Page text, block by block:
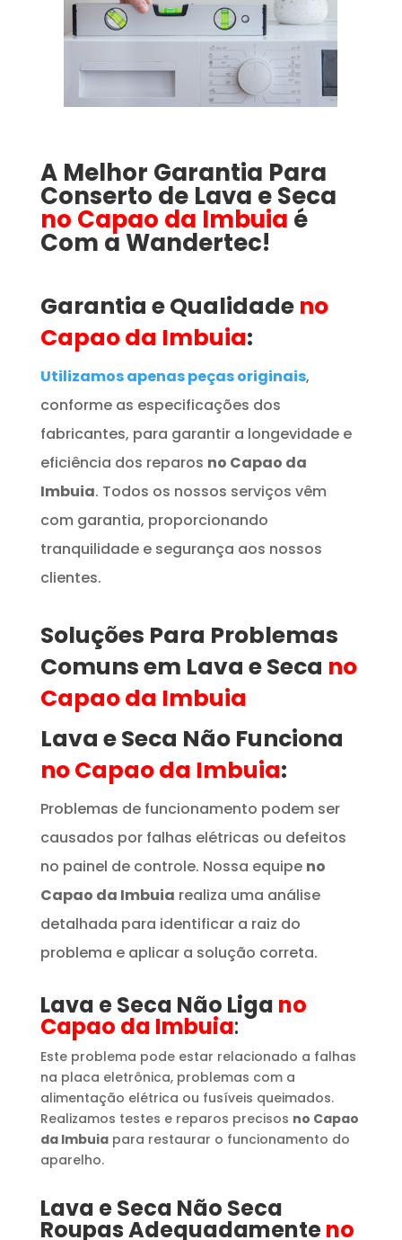
A Melhor Garantia Para
Conserto de Lava e Seca
no Capao da Imbuia é
Com a Wandertec!
Garantia e Qualidadeno
Capao da Imbuia:
Utilizamos apenas peças originais,
conforme as especificações dos
fabricantes, para garantir a longevidade e
eficiência dos reparos no Capao da
Imbuia. Todos os nossos serviços vêm
com garantia, proporcionando
tranquilidade e segurança aos nossos
clientes.
Soluções Para Problemas
Comuns em Lava e Seca no
Capao da Imbuia
Lava e Seca Não Funciona
no Capao da Imbuia:
Problemas de funcionamento podem ser
causados por falhas elétricas ou defeitos
no painel de controle. Nossa equipe no
Capao da Imbuia realiza uma análise
detalhada para identificar a raiz do
problema e aplicar a solução correta.
Lava e Seca Não Liga no
Capao da Imbuia:
Este problema pode estar relacionado a falhas
na placa eletrônica, problemas com a
alimentação elétrica ou fusíveis queimados.
Realizamos testes e reparos precisos no Capao
da Imbuiapara restaurar o funcionamento do
aparelho.
Lava e Seca Não Seca
Roupas Adequadamenteno